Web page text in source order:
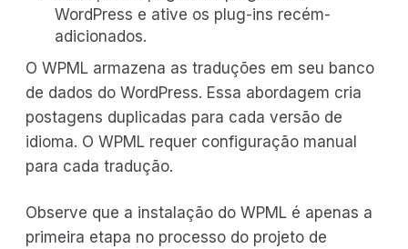
WordPress e ative os plug-ins recém-
adicionados.
O WPML armazena as traduções em seu banco
de dados do WordPress. Essa abordagem cria
postagens duplicadas para cada versão de
idioma. O WPML requer configuração manual
para cada tradução.
Observe que a instalação do WPML é apenas a
primeira etapa no processo do projeto de